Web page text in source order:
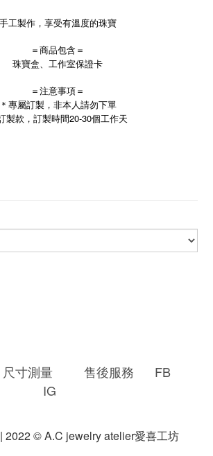
手工製作，享受有溫度的珠寶
＝商品包含＝
珠寶盒、工作室保證卡
＝注意事項＝
＊專屬訂製，非本人請勿下單
製款，訂製時間20-30個工作天
尺寸測量 售後服務
FB
IG
| 2022 © A.C jewelry atelier愛喜工坊